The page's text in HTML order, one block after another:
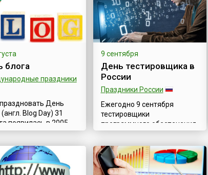
блога
праздники
День
Blog Day) 31
появилась в 2005
активные
в слове blog
— 3108. Поэтому и
праздника
9 сентября
День тестировщика в
России
Праздники России
Ежегодно 9 сентября
тестировщики
программного обеспечения
праздник — День
тестировщика, дата для
которого была выбрана не